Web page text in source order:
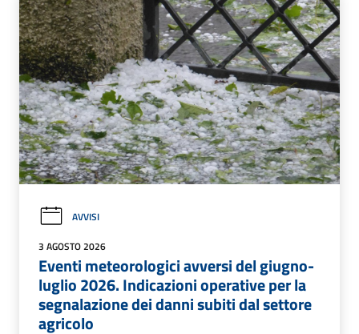
AVVISI
3 AGOSTO 2026
Eventi meteorologici avversi del giugno-
luglio 2026. Indicazioni operative per la
segnalazione dei danni subiti dal settore
agricolo